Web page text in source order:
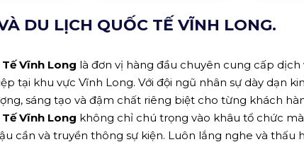
DU LỊCH QUỐC TẾ VĨNH LONG.
Tế Vĩnh Long là đơn vị hàng đầu chuyên cung cấp dịch
tại khu vực Vĩnh Long. Với đội ngũ nhân sự dày dạn
sáng tạo và đậm chất riêng biệt cho từng khách
Tế Vĩnh Long không chỉ chú trọng vào khâu tổ chức
cần và truyền thông sự kiện. Luôn lắng nghe và thấu